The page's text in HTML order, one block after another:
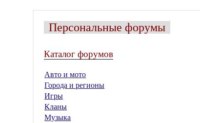
Персональные форумы
Каталог форумов
Авто и мото
Города и регионы
Игры
Кланы
Музыка